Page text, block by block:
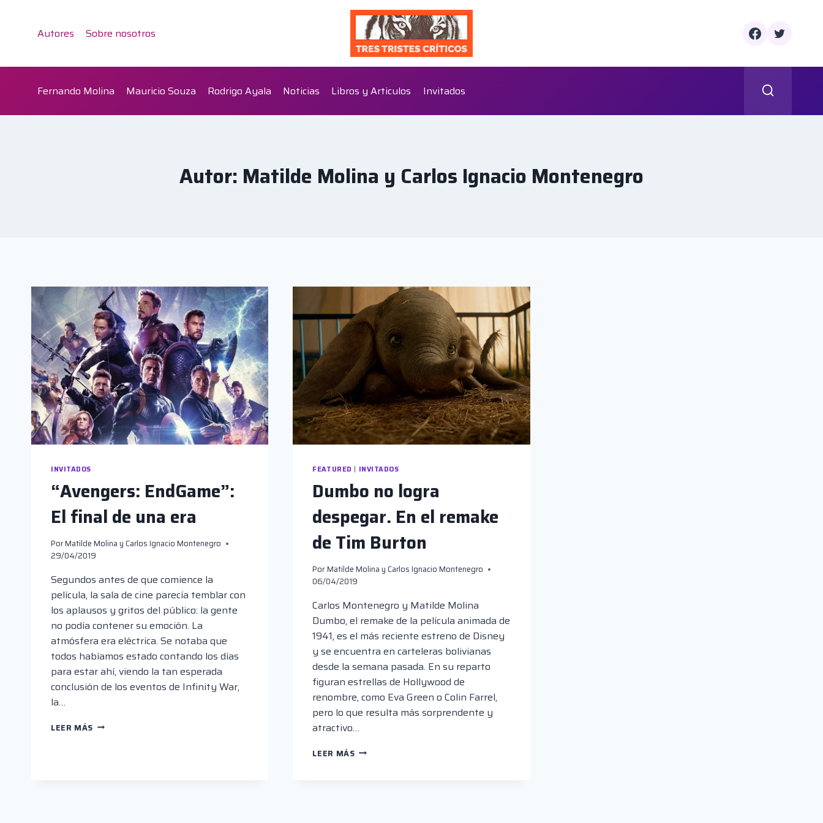
contenidoAutores Sobre nosotros
Fernando Molina Mauricio Souza Rodrigo Ayala Noticias Libros y Articulos Invitados
Autor: Matilde Molina y Carlos Ignacio Montenegro
INVITADOS
“Avengers: EndGame”:
El final de una era
PorMatilde Molina y Carlos Ignacio Montenegro
29/04/2019
Segundos antes de que comience la
película, la sala de cine parecía temblar con
los aplausos y gritos del público: la gente
no podía contener su emoción. La
atmósfera era eléctrica. Se notaba que
todos habíamos estado contando los días
para estar ahí, viendo la tan esperada
conclusión de los eventos de Infinity War,
la…
LEER MÁS “AVENGERS:
FEATURED | INVITADOS
Dumbo no logra
despegar. En el remake
de Tim Burton
Por Matilde Molina y Carlos Ignacio Montenegro
06/04/2019
Carlos Montenegro y Matilde Molina
Dumbo, el remake de la película animada de
1941, es el más reciente estreno de Disney
y se encuentra en carteleras bolivianas
desde la semana pasada. En su reparto
figuran estrellas de Hollywood de
renombre, como Eva Green o Colin Farrel,
pero lo que resulta más sorprendente y
atractivo…
LEER MÁSDUMBO